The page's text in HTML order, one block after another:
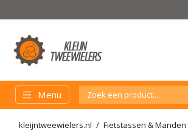
Menu
kleijntweewielers.nl Fietstassen & Manden